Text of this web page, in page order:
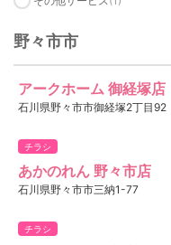
野々市市
アークホーム 御経塚店
石川県野々市市御経塚2丁目92
チラシ
あかのれん 野々市店
石川県野々市市三納1-77
チラシ